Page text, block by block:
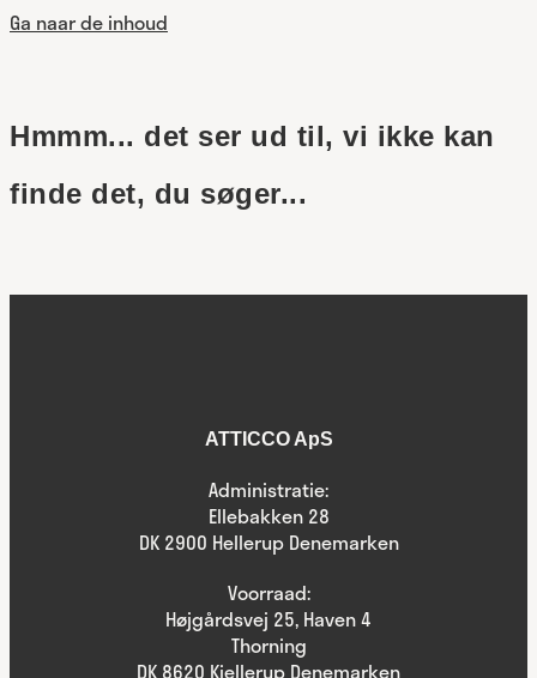
Ga naar de inhoud
Hmmm... det ser ud til, vi ikke kan
finde det, du søger...
ATTICCO ApS
Administratie:
Ellebakken 28
DK 2900 Hellerup Denemarken
Voorraad:
Højgårdsvej 25, Haven 4
Thorning
DK 8620 Kjellerup Denemarken